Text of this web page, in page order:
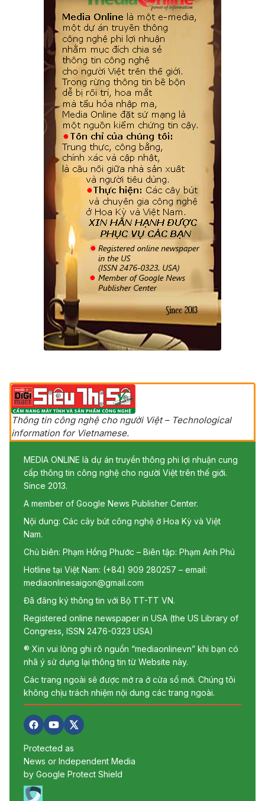
Thông tin công nghệ cho người Việt – Technological
information for Vietnamese.
MEDIA ONLINE là dự án truyền thông phi lợi nhuận cung
cấp thông tin công nghệ cho người Việt trên thế giới.
Since 2013.
A member of Google News Publisher Center.
Nội dung: Các cây bút công nghệ ở Hoa Kỳ và Việt
Nam.
Chủ biên: Phạm Hồng Phước – Biên tập: Phạm Anh Phú
Hotline tại Việt Nam: (+84) 909 280257 – email:
mediaonlinesaigon@gmail.com
Đã đăng ký thông tin với Bộ TT-TT VN.
Registered online newspaper in USA (the US Library of
Congress, ISSN 2476-0323 USA)
® Xin vui lòng ghi rõ nguồn “mediaonlinevn” khi bạn có
nhã ý sử dụng lại thông tin từ Website này.
Các trang ngoài sẽ được mở ra ở cửa sổ mới. Chúng tôi
không chịu trách nhiệm nội dung các trang ngoài.
Protected as
News or Independent Media
by Google Protect Shield